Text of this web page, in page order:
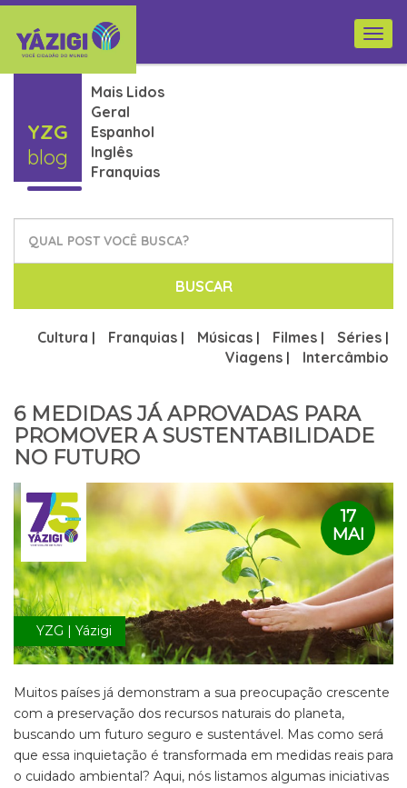
YZG
blog
Mais Lidos
Geral
Espanhol
Inglês
Franquias
BUSCAR
Cultura | Franquias | Músicas | Filmes | Séries |
Viagens | Intercâmbio
6 MEDIDAS JÁ APROVADAS PARA
PROMOVER A SUSTENTABILIDADE
NO FUTURO
YZG | Yázigi
17
MAI
Muitos países já demonstram a sua preocupação crescente
com a preservação dos recursos naturais do planeta,
buscando um futuro seguro e sustentável. Mas como será
que essa inquietação é transformada em medidas reais para
o cuidado ambiental? Aqui, nós listamos algumas iniciativas